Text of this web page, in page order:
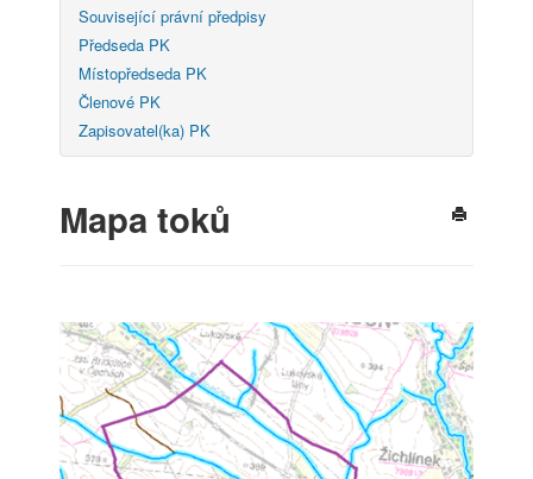
Související právní předpisy
Předseda PK
Místopředseda PK
Členové PK
Zapisovatel(ka) PK
Mapa toků